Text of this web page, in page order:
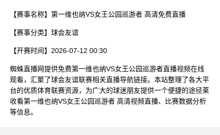
【赛事名称】 第一维也纳VS女王公园巡游者 高清免费直播
【赛事分类】 球会友谊
【开赛时间】 2026-07-12 00:30
蜘蛛直播网提供免费第一维也纳VS女王公园巡游者直播视频在线
观看，汇聚了球会友谊联赛相关直播导航链接。本站整理了各大平
台的优质体育联赛资源，为广大的球迷朋友提供一个便捷的途径莱
收看第一维也纳VS女王公园巡游者 高清视频直播、比赛数据分析
等信息。